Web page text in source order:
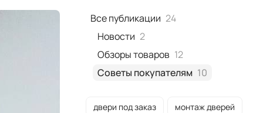
Все публикации 24
Новости 2
Обзоры товаров 12
Советы покупателям 10
двери под заказ монтаж дверей